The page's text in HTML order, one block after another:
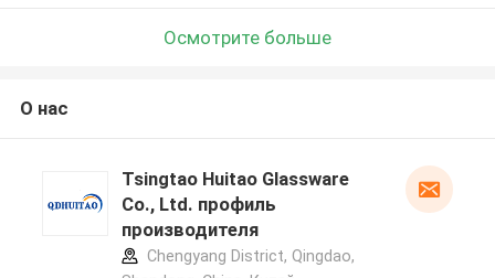
Осмотрите больше
О нас
Tsingtao Huitao Glassware
Co., Ltd. профиль
производителя
Chengyang District, Qingdao,